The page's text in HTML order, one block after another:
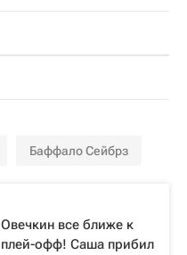
Баффало Сейбрз
Овечкин все ближе к
плей-офф! Саша прибил